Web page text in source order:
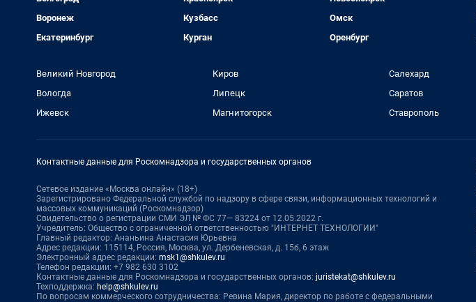
Воронеж
Екатеринбург
Кузбасс
Курган
Омск
Оренбург
Великий Новгород
Вологда
Ижевск
Киров
Липецк
Магнитогорск
Салехард
Саратов
Ставрополь
Контактные данные для Роскомнадзора и государственных органов
Сетевое издание «Москва онлайн» (18+)
Зарегистрировано Федеральной службой по надзору в сфере связи, информационных технологий и
массовых коммуникаций (Роскомнадзор)
Свидетельство о регистрации СМИ ЭЛ № ФС 77— 83224 от 12.05.2022 г.
Учредитель: Общество с ограниченной ответственностью "ИНТЕРНЕТ ТЕХНОЛОГИИ"
Главный редактор: Ананьина Анастасия Юрьевна
Адрес редакции: 115114, Россия, Москва, ул. Дербеневская, д. 15б, 6 этаж
Электронный адрес редакции: msk1@shkulev.ru
Телефон редакции: +7 982 630 3102
Контактные данные для Роскомнадзора и государственных органов: juristekat@shkulev.ru
Техподдержка: help@shkulev.ru
По вопросам коммерческого сотрудничества: Ревина Мария, директор по работе с федеральными